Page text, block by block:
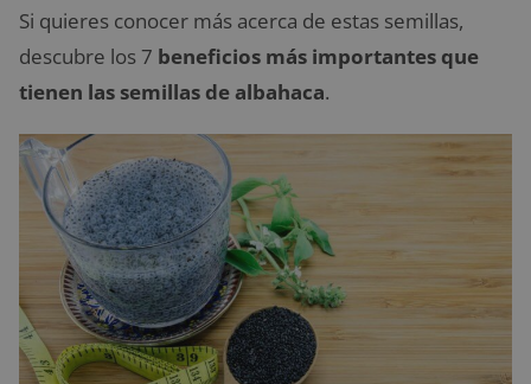
Si quieres conocer más acerca de estas semillas,
descubre los 7 beneficios más importantes que
tienen las semillas de albahaca.